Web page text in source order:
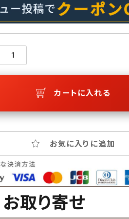
カートに入れる
お気に入りに追加
お取り寄せ